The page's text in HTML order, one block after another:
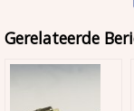
Gerelateerde